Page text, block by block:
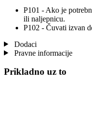
P101 - Ako je
ili naljepnicu.
P102 - Čuvati izvan
Dodaci
Pravne informacije
Prikladno uz to